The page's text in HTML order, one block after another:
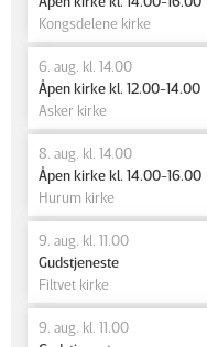
Kongsdelene kirke
6. aug. kl. 14.00
Åpen kirke kl. 12.00-14.00
Asker kirke
8. aug. kl. 14.00
Åpen kirke kl. 14.00-16.00
Hurum kirke
9. aug. kl. 11.00
Gudstjeneste
Filtvet kirke
9. aug. kl. 11.00